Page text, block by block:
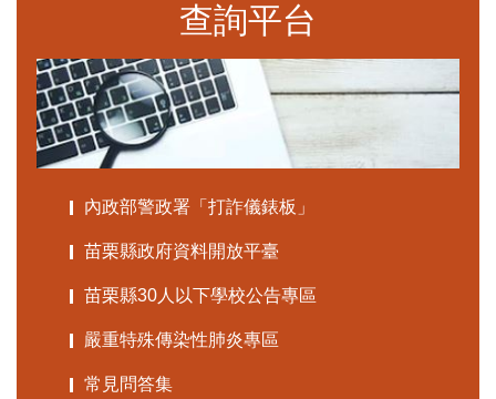
查詢平台
內政部警政署「打詐儀錶板」
苗栗縣政府資料開放平臺
苗栗縣30人以下學校公告專區
嚴重特殊傳染性肺炎專區
常見問答集